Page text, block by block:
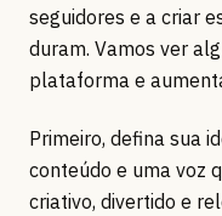
seguidores e a criar
duram. Vamos ver
plataforma e
Primeiro, defina sua
conteúdo e uma voz
criativo, divertido e